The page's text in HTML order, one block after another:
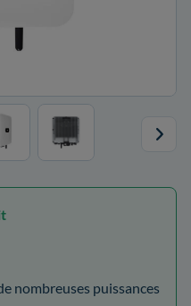
nombreuses puissances